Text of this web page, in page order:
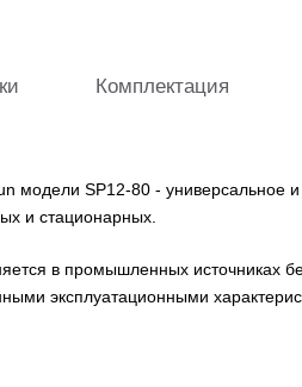
модели SP12-80 -
и стационарных.
в промышленных источниках
эксплуатационными
Комплектация